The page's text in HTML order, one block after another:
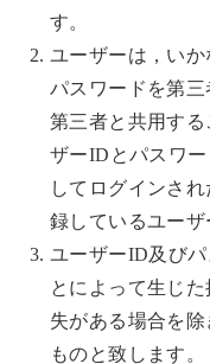
す。
ユーザーは，い
パスワードを第
第三者と共用す
ザーIDとパスワ
してログインさ
録しているユーザ
ユーザーID及び
とによって生じ
失がある場合を
ものと致します。